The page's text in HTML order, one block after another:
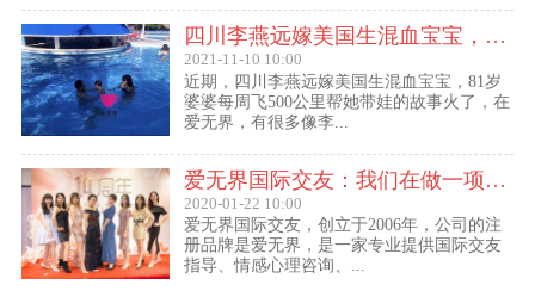
四川李燕远嫁美国生混血宝宝，这些跨国交友的真实故事可能你还没听过！
2021-11-10 10:00
近期，四川李燕远嫁美国生混血宝宝，81岁
婆婆每周飞500公里帮她带娃的故事火了，在
爱无界，有很多像李...
爱无界国际交友：我们在做一项关于女人幸福的事业
2020-01-22 10:00
爱无界国际交友，创立于2006年，公司的注
册品牌是爱无界，是一家专业提供国际交友
指导、情感心理咨询、...